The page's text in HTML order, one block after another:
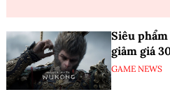
Siêu
giảm giá
GAME NEWS